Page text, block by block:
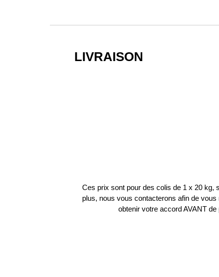
LIVRAISON
Ces prix sont pour des colis de 1 x 20 kg,
plus, nous vous contacterons afin de
obtenir votre accord AVANT